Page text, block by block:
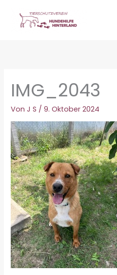
springen
IMG_2043
VonJ S /9. Oktober 2024